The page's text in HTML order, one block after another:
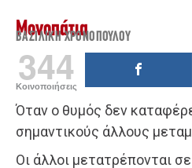
Μονοπάτια
ΒΑΣΙΛΙΚΉ ΧΡΟΝΟΠΟΎΛΟΥ
344
Κοινοποιήσεις
Όταν ο θυμός δεν
σημαντικούς άλλους
Οι άλλοι μετατρέπονται